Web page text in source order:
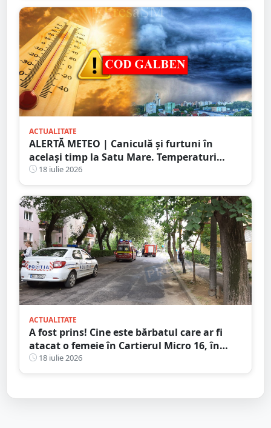
ACTUALITATE
ALERTĂ METEO | Caniculă și furtuni în
același timp la Satu Mare. Temperaturi
extreme și avertizări de vijelii și grindină
18 iulie 2026
ACTUALITATE
A fost prins! Cine este bărbatul care ar fi
atacat o femeie în Cartierul Micro 16, în
plină zi, pe stradă
18 iulie 2026